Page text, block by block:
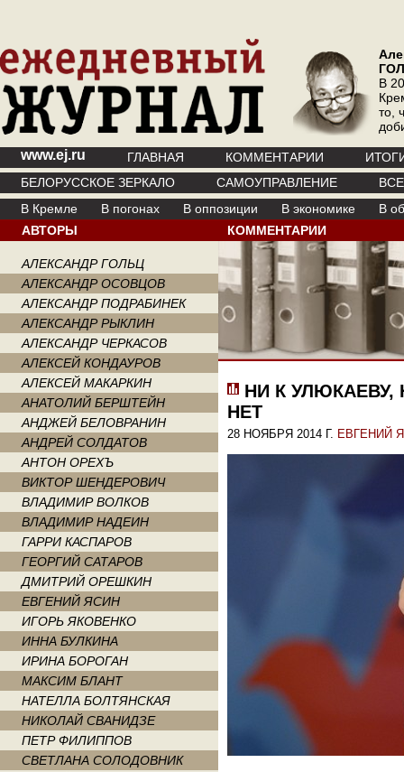
В
то,
www.ej.ru ГЛАВНАЯ КОММЕНТАРИИ
БЕЛОРУССКОЕ ЗЕРКАЛО
САМОУПРАВЛЕНИЕ
В Кремле
В погонах В оппозиции В экономике
В
АВТОРЫ
АЛЕКСАНДР ГОЛЬЦ
АЛЕКСАНДР ОСОВЦОВ
АЛЕКСАНДР ПОДРАБИНЕК
АЛЕКСАНДР РЫКЛИН
АЛЕКСАНДР ЧЕРКАСОВ
АЛЕКСЕЙ КОНДАУРОВ
АЛЕКСЕЙ МАКАРКИН
АНАТОЛИЙ БЕРШТЕЙН
АНДЖЕЙ БЕЛОВРАНИН
АНДРЕЙ СОЛДАТОВ
АНТОН ОРЕХЪ
ВИКТОР ШЕНДЕРОВИЧ
ВЛАДИМИР ВОЛКОВ
ВЛАДИМИР НАДЕИН
ГАРРИ КАСПАРОВ
ГЕОРГИЙ САТАРОВ
ДМИТРИЙ ОРЕШКИН
ЕВГЕНИЙ ЯСИН
ИГОРЬ ЯКОВЕНКО
ИННА БУЛКИНА
ИРИНА БОРОГАН
МАКСИМ БЛАНТ
НАТЕЛЛА БОЛТЯНСКАЯ
НИКОЛАЙ СВАНИДЗЕ
ПЕТР ФИЛИППОВ
СВЕТЛАНА СОЛОДОВНИК
КОММЕНТАРИИ
НИ К УЛЮКАЕВУ,
НЕТ
28 НОЯБРЯ 2014 Г. ЕВГЕНИЙ